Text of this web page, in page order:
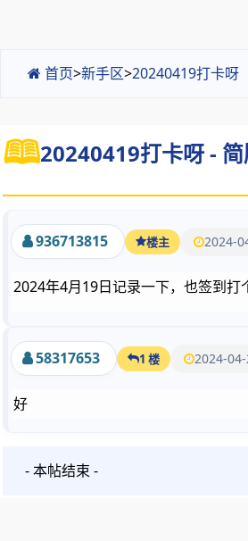
首页>新手区>20240419打卡呀
20240419打卡呀 -
936713815 楼主 2024-
2024年4月19日记录一下，也签到打
58317653 1 楼 2024-
好
- 本帖结束 -